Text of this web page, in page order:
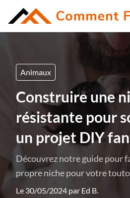
Animaux
Construire une
résistante pour
un projet DIY
Découvrez notre guide pour
propre niche pour votre
Le 30/05/2024 par Ed B.